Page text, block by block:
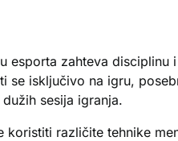
esporta zahteva
se isključivo na igru,
sesija igranja.
različite tehnike